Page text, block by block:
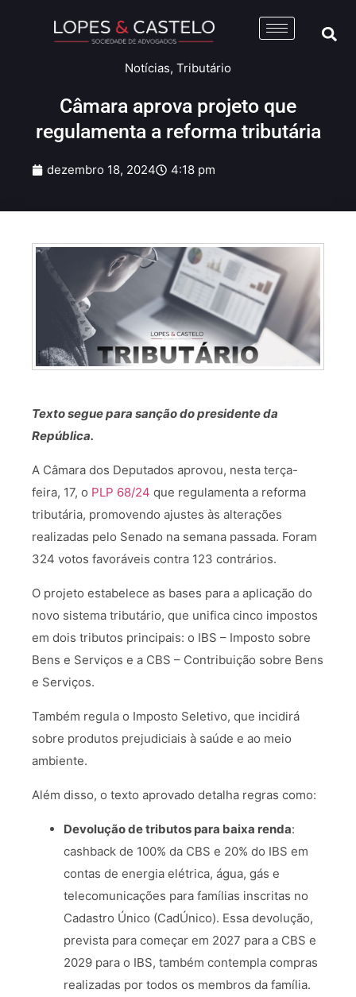
Notícias, Tributário
Câmara aprova projeto que
regulamenta a reforma tributária
dezembro 18, 2024 4:18 pm
Texto segue para sanção do presidente da
República.
A Câmara dos Deputados aprovou, nesta terça-
feira, 17, o PLP 68/24 que regulamenta a reforma
tributária, promovendo ajustes às alterações
realizadas pelo Senado na semana passada. Foram
324 votos favoráveis contra 123 contrários.
O projeto estabelece as bases para a aplicação do
novo sistema tributário, que unifica cinco impostos
em dois tributos principais: o IBS – Imposto sobre
Bens e Serviços e a CBS – Contribuição sobre Bens
e Serviços.
Também regula o Imposto Seletivo, que incidirá
sobre produtos prejudiciais à saúde e ao meio
ambiente.
Além disso, o texto aprovado detalha regras como:
Devolução de tributos para baixa renda:
cashback de 100% da CBS e 20% do IBS em
contas de energia elétrica, água, gás e
telecomunicações para famílias inscritas no
Cadastro Único (CadÚnico). Essa devolução,
prevista para começar em 2027 para a CBS e
2029 para o IBS, também contempla compras
realizadas por todos os membros da família.